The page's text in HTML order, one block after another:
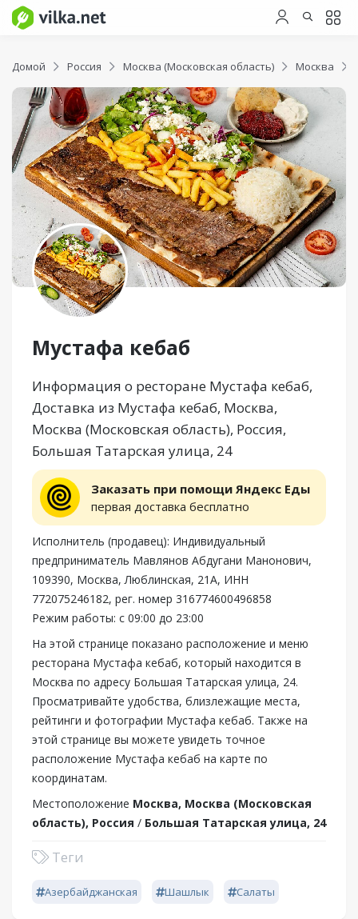
Домой Россия Москва (Московская область) Москва
Мустафа кебаб
Информация о ресторане Мустафа кебаб,
Доставка из Мустафа кебаб, Москва,
Москва (Московская область), Россия,
Большая Татарская улица, 24
Заказать при помощи Яндекс Еды
первая доставка бесплатно
Исполнитель (продавец): Индивидуальный
предприниматель Мавлянов Абдугани Манонович,
109390, Москва, Люблинская, 21А, ИНН
772075246182, рег. номер 316774600496858
Режим работы: с 09:00 до 23:00
На этой странице показано расположение и меню
ресторана Мустафа кебаб, который находится в
Москва по адресу Большая Татарская улица, 24.
Просматривайте удобства, близлежащие места,
рейтинги и фотографии Мустафа кебаб. Также на
этой странице вы можете увидеть точное
расположение Мустафа кебаб на карте по
координатам.
Местоположение Москва, Москва (Московская
область), Россия / Большая Татарская улица, 24
Теги
Азербайджанская Шашлык Салаты